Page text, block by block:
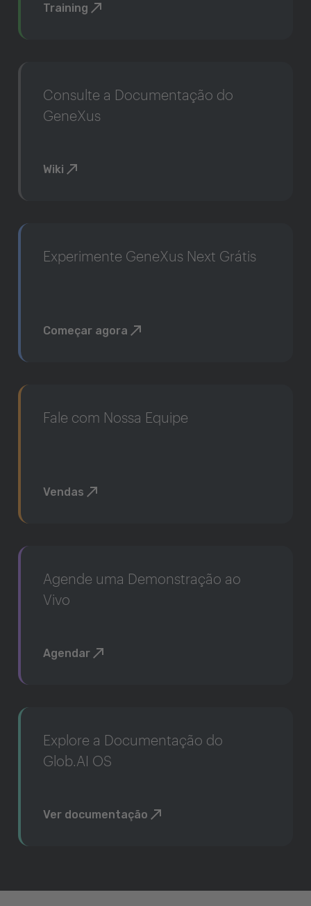
Training
Consulte a Documentação do
GeneXus
Wiki
Experimente GeneXus Next Grátis
Começar agora
Fale com Nossa Equipe
Vendas
Agende uma Demonstração ao
Vivo
Agendar
Explore a Documentação do
Glob.AI OS
Ver documentação